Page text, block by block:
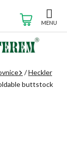
KOŠÍK
/Heckler
buttstock